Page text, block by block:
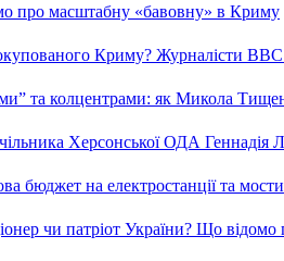
про масштабну «бавовну» в Криму
Криму? Журналісти ВВС
та колцентрами: як Микола
Херсонської ОДА Геннадія
бюджет на електростанції та мости
чи патріот України? Що